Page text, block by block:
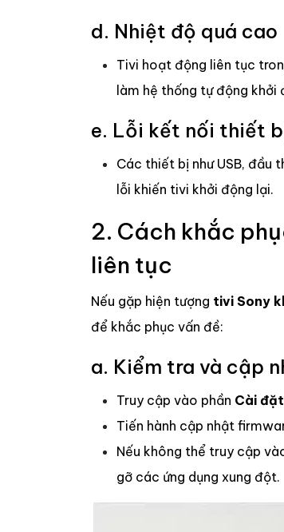
d. Nhiệt độ quá cao
Tivi hoạt động liên tục
làm hệ thống tự động khởi
e. Lỗi kết nối thiết
Các thiết bị như USB, đầu
lỗi khiến tivi khởi động lại.
2. Cách khắc
liên tục
Nếu gặp hiện tượng tivi Sony
để khắc phục vấn đề:
a. Kiểm tra và cập
Truy cập vào phần Cài đặt
Tiến hành cập nhật
Nếu không thể truy cập
gỡ các ứng dụng xung đột.